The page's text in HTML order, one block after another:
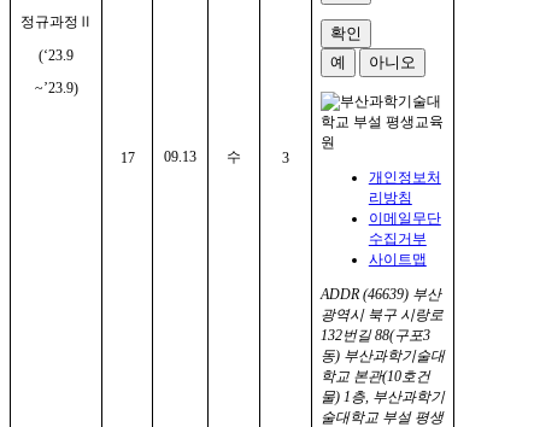
정규과정 Ⅱ
(‘23.9
~’23.9)
17 09.13 수 3
확인
예
아니오
개인정보처
리방침
이메일무단
수집거부
사이트맵
ADDR (46639) 부산
광역시 북구 시랑로
132번길 88(구포3
동) 부산과학기술대
학교 본관(10호건
물) 1층, 부산과학기
술대학교 부설 평생